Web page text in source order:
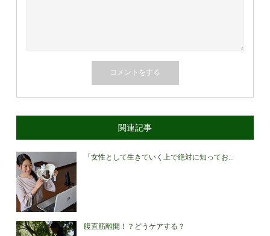
関連記事
「女性として生きていく上で絶対に知ってお...
腹直筋離開！？どうケアする？